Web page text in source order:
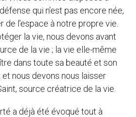
qui n’est pas encore née,
l’espace à notre propre vie.
la vie, nous devons avant
de la vie ; la vie elle-même
dans toute sa beauté et son
nous devons nous laisser
source créatrice de la vie.
a déjà été évoqué tout à